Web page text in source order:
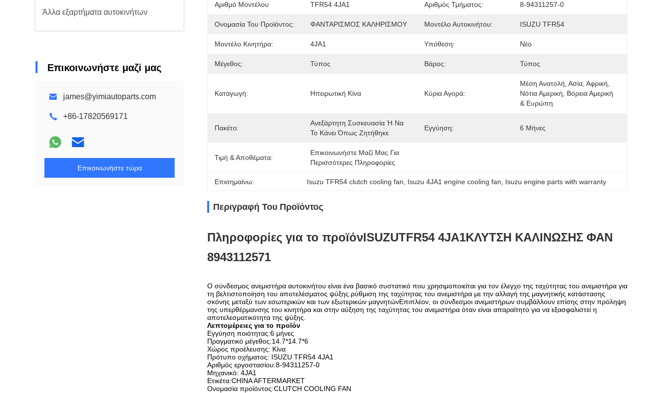
Άλλα εξαρτήματα αυτοκινήτων
Επικοινωνήστε μαζί μας
james@yimiautoparts.com
+86-17820569171
Επικοινωνήστε τώρα
Αριθμό Μοντέλου TFR54 4JA1 Αριθμός Τμήματος: 8-94311257-0
Ονομασία Του Προϊόντος: ΦΑΝΤΑΡΙΣΜΟΣ ΚΑΛΗΡΙΣΜΟΥ Μοντέλο Αυτοκινήτου: ISUZU TFR54
Μοντέλο Κινητήρα: 4JA1 Υπόθεση: Νέο
Μέγεθος: Τύπος Βάρος: Τύπος
Καταγωγή: Ηπειρωτική Κίνα Κύρια Αγορά:
Μέση Ανατολή, Ασία, Αφρική,
Νότια Αμερική, Βόρεια Αμερική
& Ευρώπη
Πακέτο:
Ανεξάρτητη Συσκευασία Ή Να
Το Κάνει Όπως Ζητήθηκε
Εγγύηση: 6 Μήνες
Τιμή & Αποθέματα:
Επικοινωνήστε Μαζί Μας Για
Περισσότερες Πληροφορίες
Επισημαίνω: Isuzu TFR54 clutch cooling fan Isuzu 4JA1 engine cooling fan Isuzu engine parts with warranty
Περιγραφή Του Προϊόντος
Πληροφορίες για το προϊόνISUZUTFR54 4JA1ΚΛΥΤΣΗ ΚΑΛΙΝΩΣΗΣ ΦΑΝ
8943112571
Ο σύνδεσμος ανεμιστήρα αυτοκινήτου είναι ένα βασικό συστατικό που χρησιμοποιείται για τον έλεγχο της ταχύτητας του ανεμιστήρα για
τη βελτιστοποίηση του αποτελέσματος ψύξης.ρύθμιση της ταχύτητας του ανεμιστήρα με την αλλαγή της μαγνητικής κατάστασης
σκόνης μεταξύ των εσωτερικών και των εξωτερικών μαγνητώνΕπιπλέον, οι σύνδεσμοι ανεμιστήρων συμβάλλουν επίσης στην πρόληψη
της υπερθέρμανσης του κινητήρα και στην αύξηση της ταχύτητας του ανεμιστήρα όταν είναι απαραίτητο για να εξασφαλιστεί η
αποτελεσματικότητα της ψύξης.
Λεπτομέρειες για το προϊόν
Εγγύηση ποιότητας:6 μήνες
Πραγματικό μέγεθος:14.7*14.7*6
Χώρος προέλευσης: Κίνα
Πρότυπο οχήματος: ISUZU TFR54 4JA1
Αριθμός εργοστασίου:8-94311257-0
Μηχανικό: 4JA1
Ετικέτα:CHINA AFTERMARKET
Ονομασία προϊόντος:CLUTCH COOLING FAN